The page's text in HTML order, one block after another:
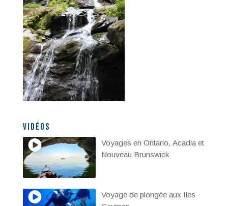
Vidéos
Voyages en Ontario, Acadia et
Nouveau Brunswick
Voyage de plongée aux Iles